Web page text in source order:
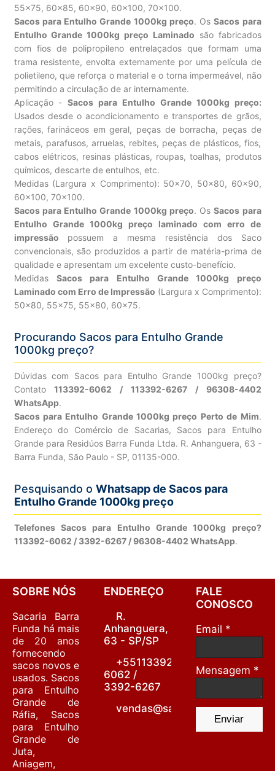
55×75, 60×85, 60×90, 60×100, 70×100.
Sacos para Entulho Grande 1000kg preço. OsSacos para
Entulho Grande 1000kg preço Laminado são fabricados
com fios de polipropileno entrelaçados que formam uma
trama resistente, envolta externamente por uma película de
polietileno, que reforça o material e o torna impermeável, não
permitindo a circulação de ar internamente.
Aplicação -Sacos para Entulho Grande 1000kg preço:
Usados desde o acondicionamento e transportes de grãos,
rações, farináceos em geral, peças de borracha, peças de
metais, parafusos, arruelas, rebites, peças de plásticos, fios,
cabos elétricos, resinas plásticas, roupas, toalhas, produtos
químicos, descarte de entulhos, etc.
Medidas (Largura x Comprimento): 50×70, 50×80, 60×90,
60×100, 70×100.
Sacos para Entulho Grande 1000kg preço. OsSacos para
Entulho Grande 1000kg preço laminado com erro de
impressão possuem a mesma resistência dos Saco
convencionais, são produzidos a partir de matéria-prima de
qualidade e apresentam um excelente custo-benefício.
Medidas Sacos para Entulho Grande 1000kg preço
Laminado com Erro de Impressão (Largura x Comprimento):
50×80, 55×75, 55×80, 60×75.
Procurando Sacos para Entulho Grande
1000kg preço?
Dúvidas com Sacos para Entulho Grande 1000kg preço?
Contato113392-6062 / 113392-6267 / 96308-4402
WhatsApp.
Sacos para Entulho Grande 1000kg preço Perto de Mim.
Endereço do Comércio de Sacarias, Sacos para Entulho
Grande para Residúos Barra Funda Ltda. R. Anhanguera, 63 -
Barra Funda, São Paulo - SP, 01135-000.
Pesquisando o Whatsapp de Sacos para
Entulho Grande 1000kg preço
Telefones Sacos para Entulho Grande 1000kg preço?
113392-6062 / 3392-6267 / 96308-4402 WhatsApp.
SOBRE NÓS
Sacaria Barra
Funda há mais
de 20 anos
fornecendo
sacos novos e
usados. Sacos
para Entulho
Grande de
Ráfia, Sacos
para Entulho
Grande de
Juta,
Aniagem,
ENDEREÇO
R.
Anhanguera,
63 - SP/SP
+55113392-
6062 /
3392-6267
FALE
CONOSCO
Email *
Mensagem *
Enviar